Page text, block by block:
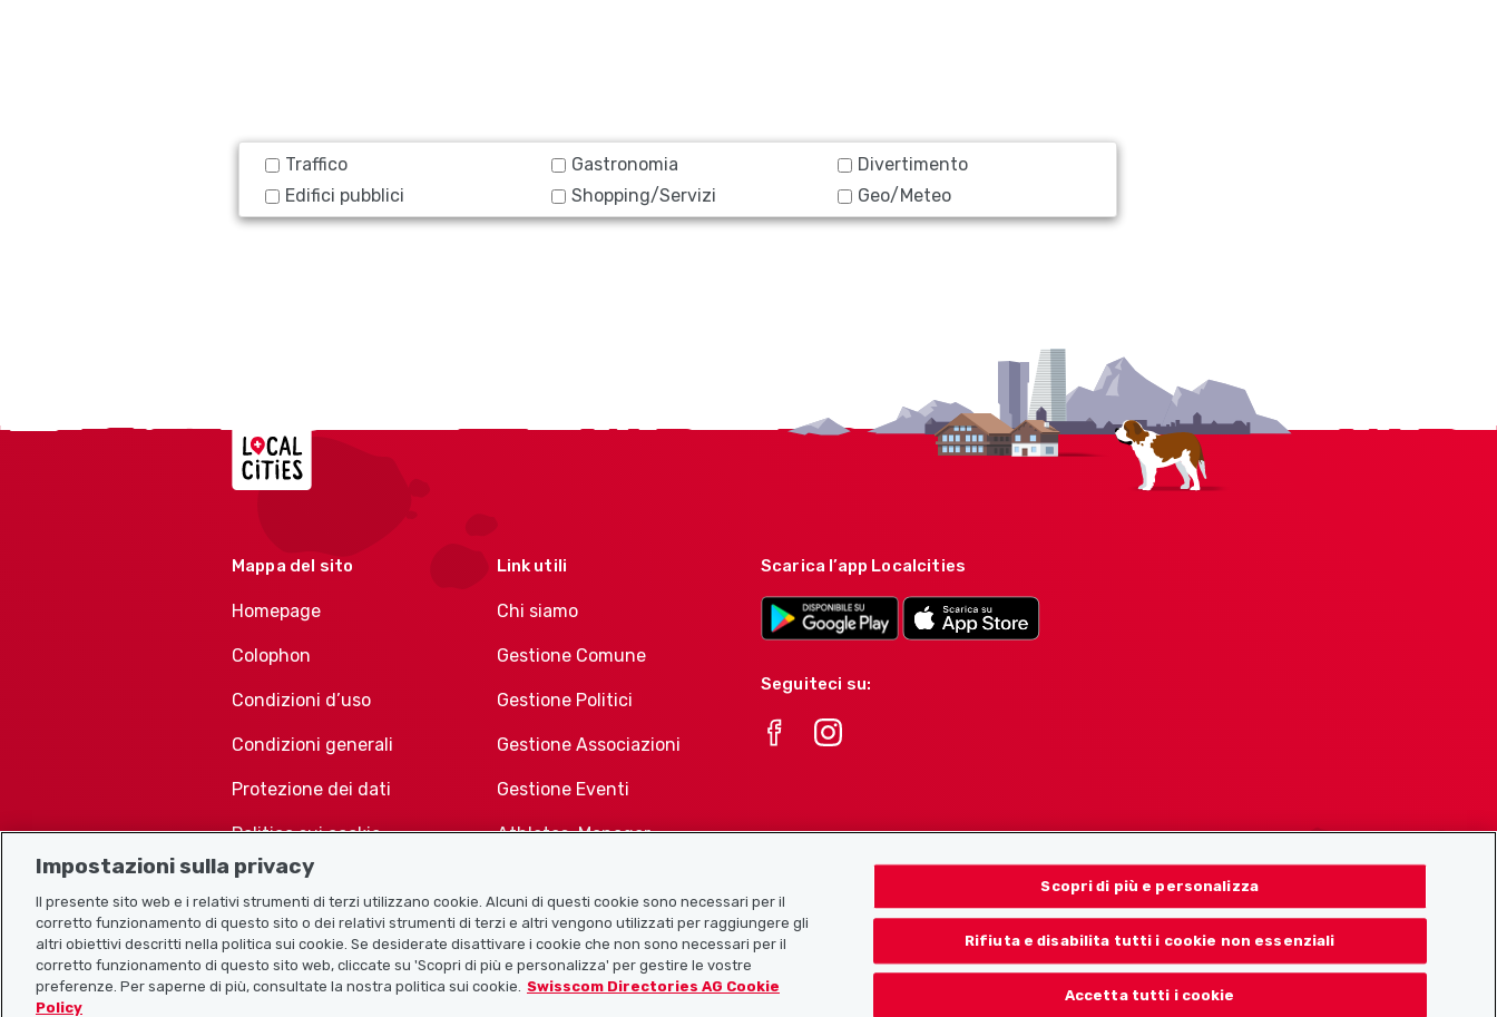
Traffico Gastronomia
Divertimento
Edifici pubblici
Shopping/Servizi Geo/Meteo
Localcities
Mappa del sito
Homepage
Colophon
Condizioni d’uso
Condizioni generali
Protezione dei dati
Politica sui cookie
Link utili
Chi siamo
Gestione Comune
Gestione Politici
Gestione Associazioni
Gestione Eventi
Athletes-Manager
Associazioni
Scarica l’app Localcities
Seguiteci su:
Impostazioni sulla privacy
Il presente sito web e i relativi strumenti di terzi utilizzano cookie. Alcuni di questi cookie sono necessari per il
corretto funzionamento di questo sito o dei relativi strumenti di terzi e altri vengono utilizzati per raggiungere gli
altri obiettivi descritti nella politica sui cookie. Se desiderate disattivare i cookie che non sono necessari per il
corretto funzionamento di questo sito web, cliccate su 'Scopri di più e personalizza' per gestire le vostre
preferenze. Per saperne di più, consultate la nostra politica sui cookie. Swisscom Directories AG Cookie
Policy
Scopri di più e personalizza
Rifiuta e disabilita tutti i cookie non essenziali
Accetta tutti i cookie